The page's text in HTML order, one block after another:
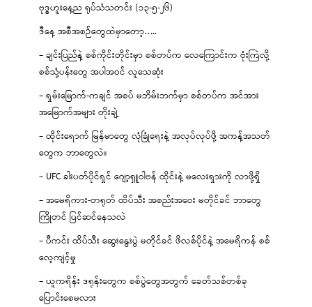
ဗုဒ္ဓဟူးနေ့ည ရုပ်သံသတင်း (၁၃-၅-၂၆)
ဒီနေ့ အစီအစဉ်တွေထဲမှာတော့…..
– ချင်းပြည်နဲ့ စစ်ကိုင်းတိုင်းမှာ စစ်တပ်က လေကြောင်းက ဗုံးကြဲလို့
စစ်သုံ့ပန်းတွေ အပါအဝင် လူသေဆုံး
– ရှမ်းမြောက်-ကချင် အစပ် မဘိမ်းဘက်မှာ စစ်တပ်က အင်အား
အမြောက်အများ တိုးချဲ့
– ထိုင်းရောက် မြန်မာတွေ လုံခြုံရေးနဲ့ အလုပ်လုပ်ဖို့ အကန့်အသတ်
တွေက ဘာတွေလဲ။
– UFC ခါးပတ်ပိုင်ရှင် ဂျော့ရှူဝါဗန် ထိုင်းနဲ့ မလေးရှားကို လာဖို့ရှိ
– အမေရိကား-တရုတ် ထိပ်သီး အစည်းအဝေး မတိုင်ခင် ဘာတွေ
ကြိုတင် ပြင်ဆင်နေသလဲ
– ပီကင်း ထိပ်သီး ဆွေးနွေးပွဲ မတိုင်ခင် ဖိလစ်ပိုင်နဲ့ အမေရိကန် စစ်
လေ့ကျင့်မှု
– ယူကရိန်း ဒရုန်းတွေက စစ်ပွဲတွေအတွက် ခေတ်သစ်တစ်ခု
ပြောင်းစေမလား